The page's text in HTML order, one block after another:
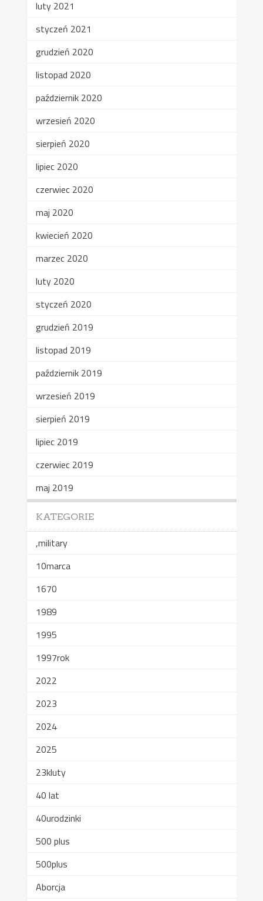
luty 2021
styczeń 2021
grudzień 2020
listopad 2020
październik 2020
wrzesień 2020
sierpień 2020
lipiec 2020
czerwiec 2020
maj 2020
kwiecień 2020
marzec 2020
luty 2020
styczeń 2020
grudzień 2019
listopad 2019
październik 2019
wrzesień 2019
sierpień 2019
lipiec 2019
czerwiec 2019
maj 2019
KATEGORIE
,military
10marca
1670
1989
1995
1997rok
2022
2023
2024
2025
23kluty
40 lat
40urodzinki
500 plus
500plus
Aborcja